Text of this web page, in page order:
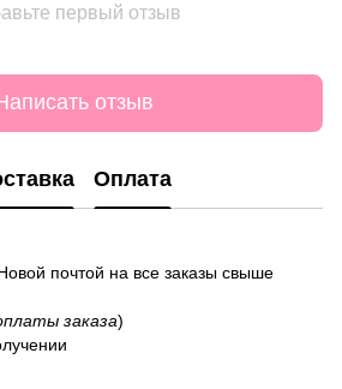
первый отзыв
отзыв
Оплата
почтой на все заказы свыше
заказа)